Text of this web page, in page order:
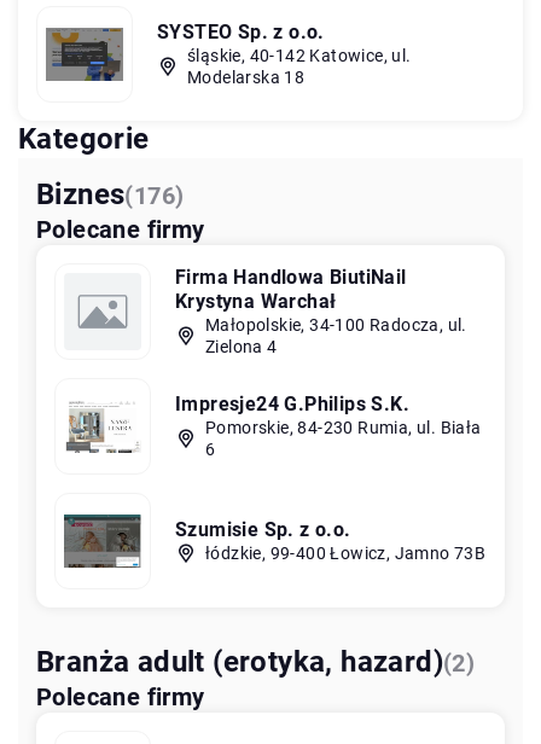
SYSTEO Sp. z o.o.
śląskie, 40-142 Katowice, ul.
Modelarska 18
Kategorie
Biznes(176)
Polecane firmy
Firma Handlowa BiutiNail
Krystyna Warchał
Małopolskie, 34-100 Radocza, ul.
Zielona 4
Impresje24 G.Philips S.K.
Pomorskie, 84-230 Rumia, ul. Biała
6
Szumisie Sp. z o.o.
łódzkie, 99-400 Łowicz, Jamno 73B
Branża adult (erotyka, hazard)(2)
Polecane firmy